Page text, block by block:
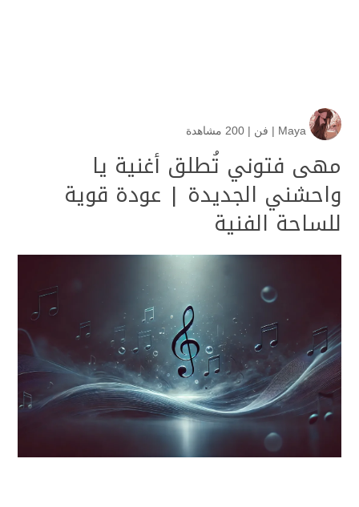
Maya
| فن | 200 مشاهدة
مهى فتوني تُطلق أغنية يا
واحشني الجديدة | عودة قوية
للساحة الفنية